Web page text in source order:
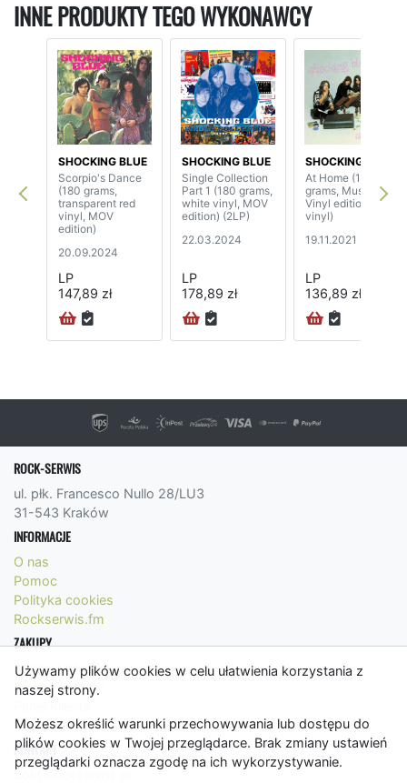
Używamy plików cookies w celu ułatwienia korzystania z
naszej strony.
Możesz określić warunki przechowywania lub dostępu do
plików cookies w Twojej przeglądarce. Brak zmiany ustawień
przeglądarki oznacza zgodę na ich wykorzystywanie.
INNE PRODUKTY TEGO WYKONAWCY
SHOCKING BLUE
Scorpio's Dance
(180 grams,
transparent red
vinyl, MOV
edition)
20.09.2024
LP
147,89 zł
SHOCKING BLUE
Single Collection
Part 1 (180 grams,
white vinyl, MOV
edition) (2LP)
22.03.2024
LP
178,89 zł
SHOCKING BLUE
At Home (180
grams, Music On
Vinyl edition, pink
vinyl)
19.11.2021
LP
136,89 zł
ROCK-SERWIS
ul. płk. Francesco Nullo 28/LU3
31-543 Kraków
INFORMACJE
O nas
Pomoc
Polityka cookies
Rockserwis.fm
ZAKUPY
Formy płatności
Koszty wysyłki
Regulamin
KONTAKT
bok@rockserwis.pl